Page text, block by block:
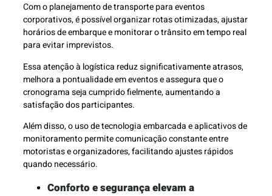
Com o planejamento de transporte para eventos
corporativos, é possível organizar rotas otimizadas, ajustar
horários de embarque e monitorar o trânsito em tempo real
para evitar imprevistos.
Essa atenção à logística reduz significativamente atrasos,
melhora a pontualidade em eventos e assegura que o
cronograma seja cumprido fielmente, aumentando a
satisfação dos participantes.
Além disso, o uso de tecnologia embarcada e aplicativos de
monitoramento permite comunicação constante entre
motoristas e organizadores, facilitando ajustes rápidos
quando necessário.
Conforto e segurança elevam a